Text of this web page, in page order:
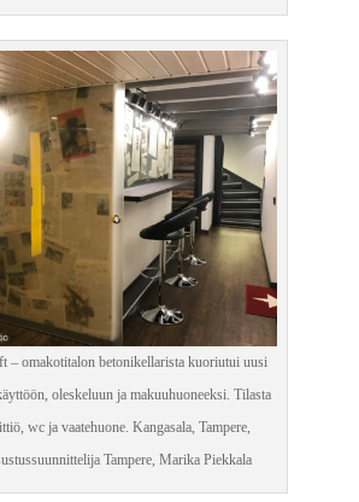
– omakotitalon betonikellarista kuoriutui uusi
oleskeluun ja makuuhuoneeksi. Tilasta
wc ja vaatehuone. Kangasala, Tampere,
Tampere, Marika Piekkala